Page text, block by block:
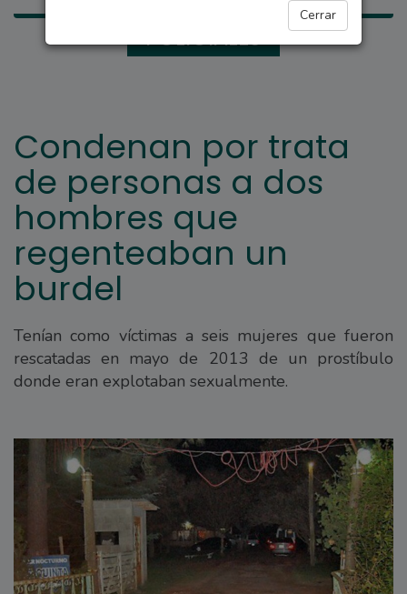
Cerrar
POLICIALES
Condenan por trata
de personas a dos
hombres que
regenteaban un
burdel
Tenían como víctimas a seis mujeres que fueron
rescatadas en mayo de 2013 de un prostíbulo
donde eran explotaban sexualmente.